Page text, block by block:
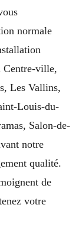
normale
Centre-ville,
Les Vallins,
Louis-du-
Salon-de-
notre
qualité.
de
votre